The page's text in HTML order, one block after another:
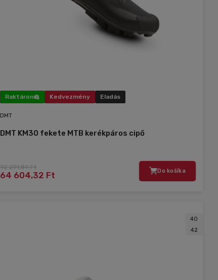
Raktáron Kedvezmény Eladás
DMT
DMT KM30 fekete MTB kerékpáros cipő
92 291,89 Ft
64 604,32 Ft Do košíka
40
42